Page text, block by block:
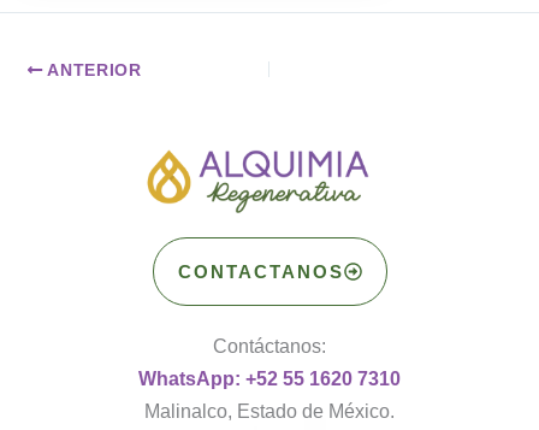
ANTERIOR
CONTACTANOS
Contáctanos:
WhatsApp: +52 55 1620 7310
Malinalco, Estado de México.